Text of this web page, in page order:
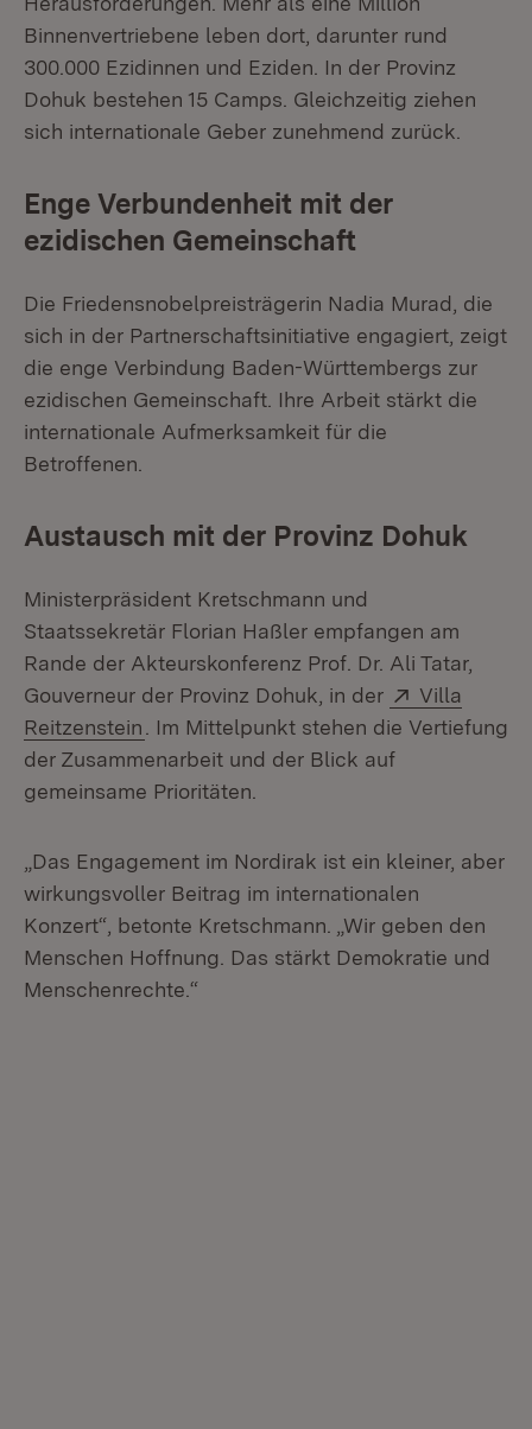
Binnenvertriebene leben dort, darunter rund
300.000 Ezidinnen und Eziden. In der Provinz
Dohuk bestehen 15 Camps. Gleichzeitig ziehen
sich internationale Geber zunehmend zurück.
Enge Verbundenheit mit der
ezidischen Gemeinschaft
Die Friedensnobelpreisträgerin Nadia Murad, die
sich in der Partnerschaftsinitiative engagiert, zeigt
die enge Verbindung Baden-Württembergs zur
ezidischen Gemeinschaft. Ihre Arbeit stärkt die
internationale Aufmerksamkeit für die
Betroffenen.
Austausch mit der Provinz Dohuk
Ministerpräsident Kretschmann und
Staatssekretär Florian Haßler empfangen am
Rande der Akteurskonferenz Prof. Dr. Ali Tatar,
Gouverneur der Provinz Dohuk, in der
Extern:
Villa
Reitzenstein (Öffnet in neuem Fenster)
. Im Mittelpunkt stehen die Vertiefung
der Zusammenarbeit und der Blick auf
gemeinsame Prioritäten.
„Das Engagement im Nordirak ist ein kleiner, aber
wirkungsvoller Beitrag im internationalen
Konzert“, betonte Kretschmann. „Wir geben den
Menschen Hoffnung. Das stärkt Demokratie und
Menschenrechte.“